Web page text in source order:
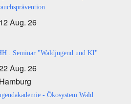
12 Aug. 26
: Seminar "Waldjugend und KI"
Aug. 26
Hamburg
- Ökosystem Wald